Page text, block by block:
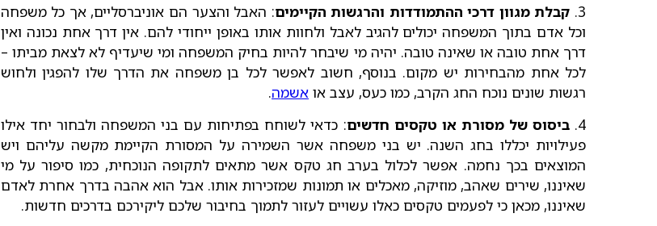
3. קבלת מגוון דרכי ההתמודדות והרגשות הקיימים: האבל והצער הם אוניברסליים, אך כל משפחה
וכל אדם בתוך המשפחה יכולים להגיב לאבל ולחוות אותו באופן ייחודי להם. אין דרך אחת נכונה ואין
דרך אחת טובה או שאינה טובה. יהיה מי שיבחר להיות בחיק המשפחה ומי שיעדיף לא לצאת מביתו –
לכל אחת מהבחירות יש מקום. בנוסף, חשוב לאפשר לכל בן משפחה את הדרך שלו להפגין ולחוש
רגשות שונים נוכח החג הקרב, כמו כעס, עצב או אשמה.
4. ביסוס של מסורת או טקסים חדשים: כדאי לשוחח בפתיחות עם בני המשפחה ולבחור יחד אילו
פעילויות יכללו בחג השנה. יש בני משפחה אשר השמירה על המסורת הקיימת מקשה עליהם ויש
המוצאים בכך נחמה. אפשר לכלול בערב חג טקס אשר מתאים לתקופה הנוכחית, כמו סיפור על מי
שאיננו, שירים שאהב, מוזיקה, מאכלים או תמונות שמזכירות אותו. אבל הוא אהבה בדרך אחרת לאדם
שאיננו, מכאן כי לפעמים טקסים כאלו עשויים לעזור לתמוך בחיבור שלכם ליקירכם בדרכים חדשות.